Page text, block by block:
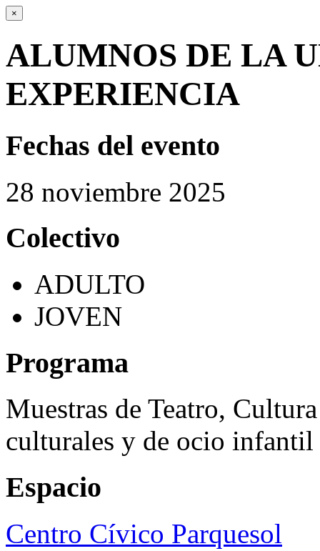
×
ALUMNOS DE LA
EXPERIENCIA
Fechas del evento
28 noviembre 2025
Colectivo
ADULTO
JOVEN
Programa
Muestras de Teatro,
culturales y de ocio infantil
Espacio
Centro Cívico Parquesol